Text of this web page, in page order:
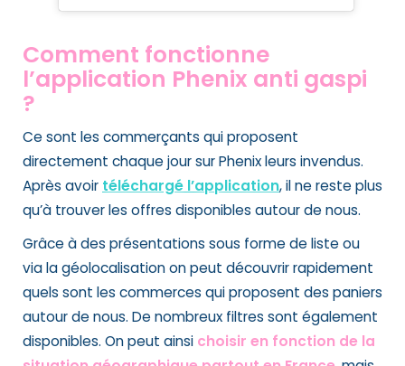
Comment fonctionne
l’application Phenix anti gaspi
?
Ce sont les commerçants qui proposent
directement chaque jour sur Phenix leurs invendus.
Après avoir téléchargé l’application, il ne reste plus
qu’à trouver les offres disponibles autour de nous.
Grâce à des présentations sous forme de liste ou
via la géolocalisation on peut découvrir rapidement
quels sont les commerces qui proposent des paniers
autour de nous. De nombreux filtres sont également
disponibles. On peut ainsi choisir en fonction de la